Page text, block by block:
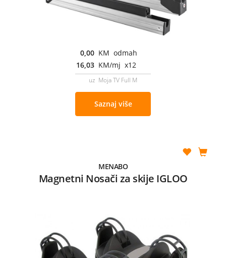
0,00 KM odmah
16,03 KM/mj x12
uz Moja TV Full M
Saznaj više
MENABO
Magnetni Nosači za skije IGLOO